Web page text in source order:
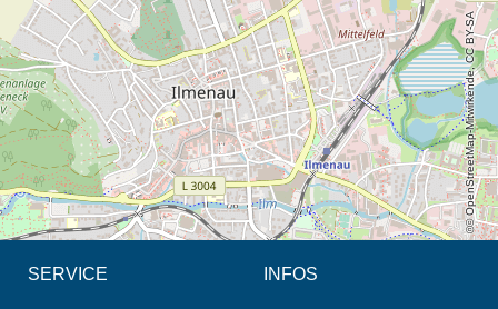
© OpenStreetMap-Mitwirkende, CC BY-SA
SERVICE INFOS